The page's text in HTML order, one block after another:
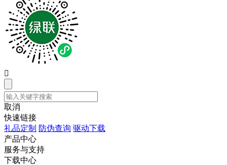

取消
快速链接
礼品定制 防伪查询 驱动下载
产品中心
服务与支持
下载中心